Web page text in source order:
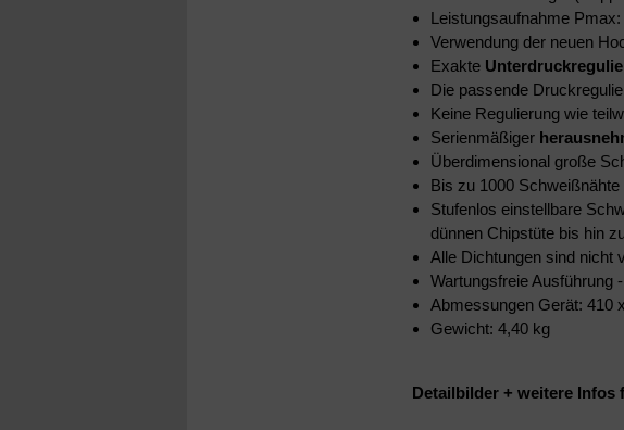
Leistungsaufnahme
Verwendung der neuen
Exakte
Die passende
Keine Regulierung wie
Serienmäßiger
Überdimensional große
Bis zu 1000
Stufenlos einstellbare
dünnen Chipstüte bis hin
Alle Dichtungen sind nicht
Wartungsfreie Ausführung
Abmessungen Gerät: 410
Gewicht: 4,40 kg
Detailbilder + weitere Infos